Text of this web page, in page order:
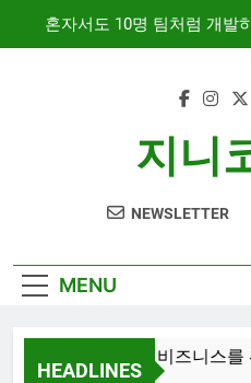
문서 중심 개발(DDD)과
혼자서도 10명 팀처럼 개발
문서 중심 개발(DDD)과
AI와
지니
NEWSLETTER
MENU
HEADLINES
JiniAI – 비즈니스를 위